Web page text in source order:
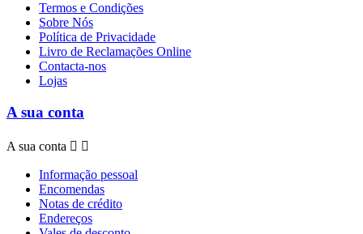
Termos e Condições
Sobre Nós
Política de Privacidade
Livro de Reclamações Online
Contacta-nos
Lojas
A sua conta
A sua conta  
Informação pessoal
Encomendas
Notas de crédito
Endereços